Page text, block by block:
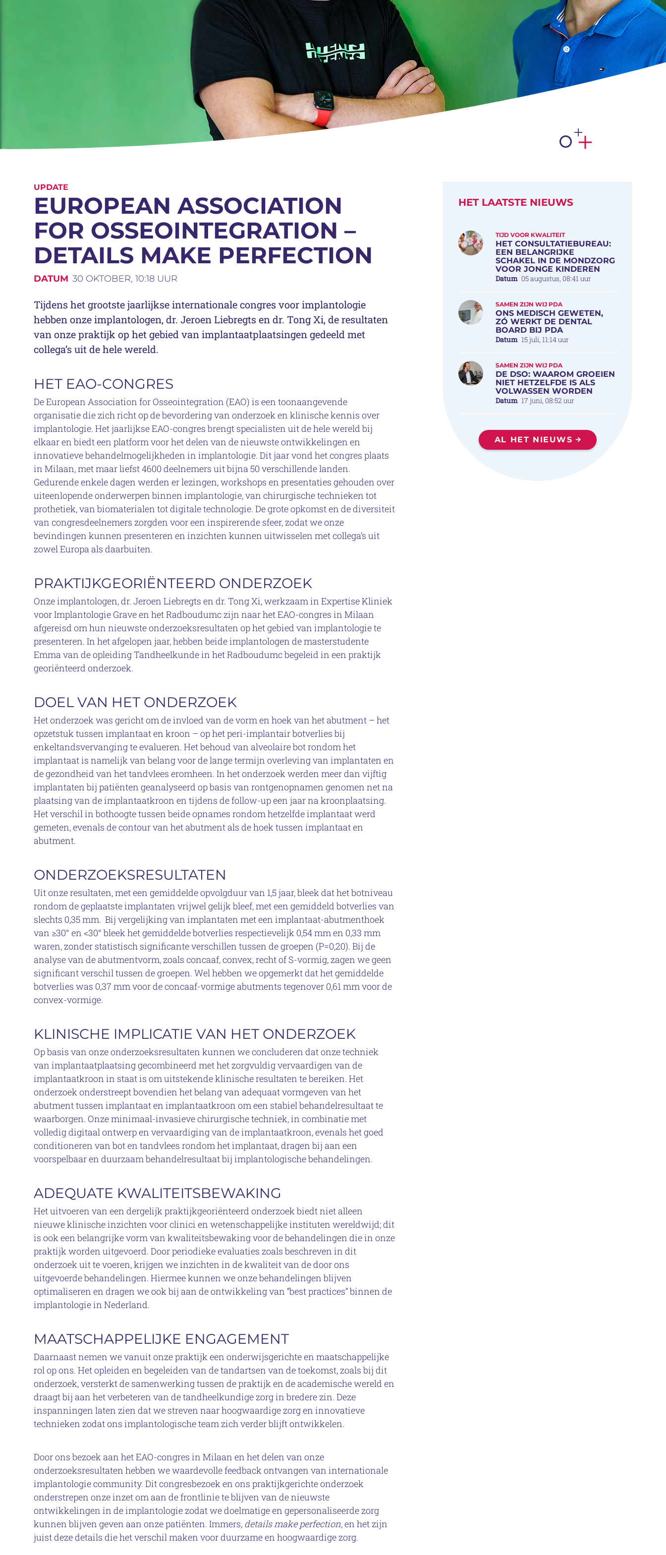
EUROPEAN ASSOCIATION
FOR OSSEOINTEGRATION –
DETAILS MAKE PERFECTION
UPDATE
DATUM 30 OKTOBER, 10:18 UUR
Tijdens het grootste jaarlijkse internationale congres voor implantologie
hebben onze implantologen, dr. Jeroen Liebregts en dr. Tong Xi, de resultaten
van onze praktijk op het gebied van implantaatplaatsingen gedeeld met
collega’s uit de hele wereld.
HET EAO-CONGRES
De European Association for Osseointegration (EAO) is een toonaangevende
organisatie die zich richt op de bevordering van onderzoek en klinische kennis over
implantologie. Het jaarlijkse EAO-congres brengt specialisten uit de hele wereld bij
elkaar en biedt een platform voor het delen van de nieuwste ontwikkelingen en
innovatieve behandelmogelijkheden in implantologie. Dit jaar vond het congres plaats
in Milaan, met maar liefst 4600 deelnemers uit bijna 50 verschillende landen.
Gedurende enkele dagen werden er lezingen, workshops en presentaties gehouden over
uiteenlopende onderwerpen binnen implantologie, van chirurgische technieken tot
prothetiek, van biomaterialen tot digitale technologie. De grote opkomst en de diversiteit
van congresdeelnemers zorgden voor een inspirerende sfeer, zodat we onze
bevindingen kunnen presenteren en inzichten kunnen uitwisselen met collega’s uit
zowel Europa als daarbuiten.
PRAKTIJKGEORIËNTEERD ONDERZOEK
Onze implantologen, dr. Jeroen Liebregts en dr. Tong Xi, werkzaam in Expertise Kliniek
voor Implantologie Grave en het Radboudumc zijn naar het EAO-congres in Milaan
afgereisd om hun nieuwste onderzoeksresultaten op het gebied van implantologie te
presenteren. In het afgelopen jaar, hebben beide implantologen de masterstudente
Emma van de opleiding Tandheelkunde in het Radboudumc begeleid in een praktijk
georiënteerd onderzoek.
DOEL VAN HET ONDERZOEK
Het onderzoek was gericht om de invloed van de vorm en hoek van het abutment – het
opzetstuk tussen implantaat en kroon – op het peri-implantair botverlies bij
enkeltandsvervanging te evalueren. Het behoud van alveolaire bot rondom het
implantaat is namelijk van belang voor de lange termijn overleving van implantaten en
de gezondheid van het tandvlees eromheen. In het onderzoek werden meer dan vijftig
implantaten bij patiënten geanalyseerd op basis van rontgenopnamen genomen net na
plaatsing van de implantaatkroon en tijdens de follow-up een jaar na kroonplaatsing.
Het verschil in bothoogte tussen beide opnames rondom hetzelfde implantaat werd
gemeten, evenals de contour van het abutment als de hoek tussen implantaat en
abutment.
ONDERZOEKSRESULTATEN
Uit onze resultaten, met een gemiddelde opvolgduur van 1,5 jaar, bleek dat het botniveau
rondom de geplaatste implantaten vrijwel gelijk bleef, met een gemiddeld botverlies van
slechts 0,35 mm. Bij vergelijking van implantaten met een implantaat-abutmenthoek
van ≥30° en <30° bleek het gemiddelde botverlies respectievelijk 0,54 mm en 0,33 mm
waren, zonder statistisch significante verschillen tussen de groepen (P=0,20). Bij de
analyse van de abutmentvorm, zoals concaaf, convex, recht of S-vormig, zagen we geen
significant verschil tussen de groepen. Wel hebben we opgemerkt dat het gemiddelde
botverlies was 0,37 mm voor de concaaf-vormige abutments tegenover 0,61 mm voor de
convex-vormige.
KLINISCHE IMPLICATIE VAN HET ONDERZOEK
Op basis van onze onderzoeksresultaten kunnen we concluderen dat onze techniek
van implantaatplaatsing gecombineerd met het zorgvuldig vervaardigen van de
implantaatkroon in staat is om uitstekende klinische resultaten te bereiken. Het
onderzoek onderstreept bovendien het belang van adequaat vormgeven van het
abutment tussen implantaat en implantaatkroon om een stabiel behandelresultaat te
waarborgen. Onze minimaal-invasieve chirurgische techniek, in combinatie met
volledig digitaal ontwerp en vervaardiging van de implantaatkroon, evenals het goed
conditioneren van bot en tandvlees rondom het implantaat, dragen bij aan een
voorspelbaar en duurzaam behandelresultaat bij implantologische behandelingen.
ADEQUATE KWALITEITSBEWAKING
Het uitvoeren van een dergelijk praktijkgeoriënteerd onderzoek biedt niet alleen
nieuwe klinische inzichten voor clinici en wetenschappelijke instituten wereldwijd; dit
is ook een belangrijke vorm van kwaliteitsbewaking voor de behandelingen die in onze
praktijk worden uitgevoerd. Door periodieke evaluaties zoals beschreven in dit
onderzoek uit te voeren, krijgen we inzichten in de kwaliteit van de door ons
uitgevoerde behandelingen. Hiermee kunnen we onze behandelingen blijven
optimaliseren en dragen we ook bij aan de ontwikkeling van “best practices” binnen de
implantologie in Nederland.
MAATSCHAPPELIJKE ENGAGEMENT
Daarnaast nemen we vanuit onze praktijk een onderwijsgerichte en maatschappelijke
rol op ons. Het opleiden en begeleiden van de tandartsen van de toekomst, zoals bij dit
onderzoek, versterkt de samenwerking tussen de praktijk en de academische wereld en
draagt bij aan het verbeteren van de tandheelkundige zorg in bredere zin. Deze
inspanningen laten zien dat we streven naar hoogwaardige zorg en innovatieve
technieken zodat ons implantologische team zich verder blijft ontwikkelen.
Door ons bezoek aan het EAO-congres in Milaan en het delen van onze
onderzoeksresultaten hebben we waardevolle feedback ontvangen van internationale
implantologie community. Dit congresbezoek en ons praktijkgerichte onderzoek
onderstrepen onze inzet om aan de frontlinie te blijven van de nieuwste
ontwikkelingen in de implantologie zodat we doelmatige en gepersonaliseerde zorg
kunnen blijven geven aan onze patiënten. Immers, details make perfection, en het zijn
juist deze details die het verschil maken voor duurzame en hoogwaardige zorg.
HET LAATSTE NIEUWS
HET CONSULTATIEBUREAU:
EEN BELANGRIJKE
SCHAKEL IN DE MONDZORG
VOOR JONGE KINDEREN
TIJD VOOR KWALITEIT
Datum 05 augustus, 08:41 uur
ONS MEDISCH GEWETEN,
ZÓ WERKT DE DENTAL
BOARD BIJ PDA
SAMEN ZIJN WIJ PDA
Datum 15 juli, 11:14 uur
DE DSO: WAAROM GROEIEN
NIET HETZELFDE IS ALS
VOLWASSEN WORDEN
SAMEN ZIJN WIJ PDA
Datum 17 juni, 08:52 uur
AL HET NIEUWS